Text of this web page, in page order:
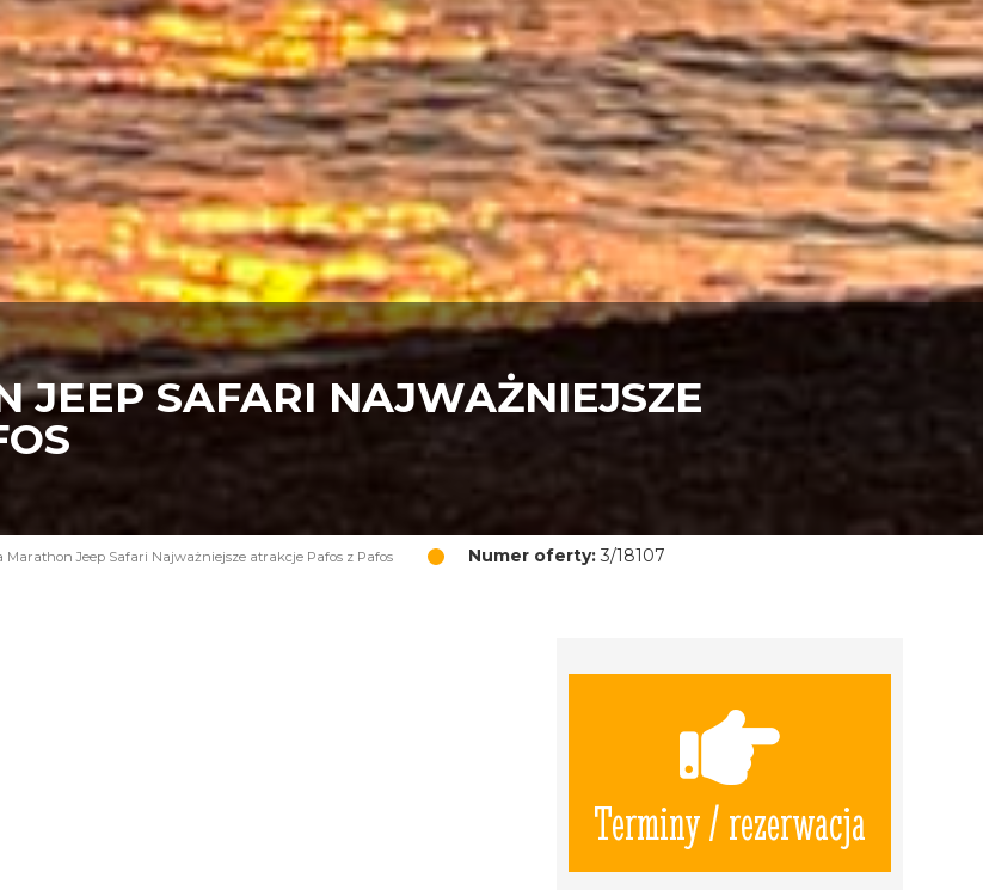
JEEP SAFARI NAJWAŻNIEJSZE
Marathon Jeep Safari Najważniejsze atrakcje Pafos z Pafos Numer oferty: 3/18107
Terminy / rezerwacja